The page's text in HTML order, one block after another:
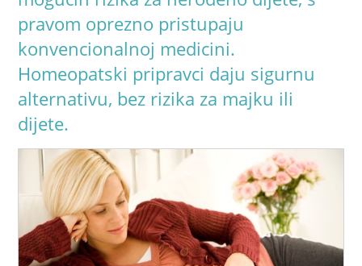
pravom oprezno pristupaju
konvencionalnoj medicini.
Homeopatski pripravci daju sigurnu
alternativu, bez rizika za majku ili
dijete.